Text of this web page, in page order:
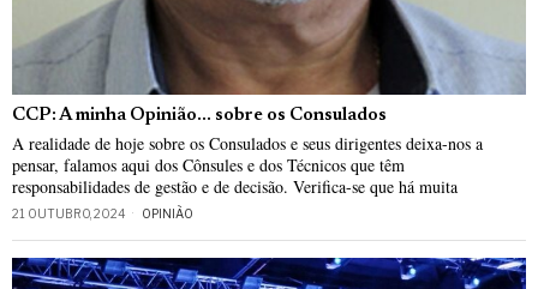
CCP: A minha Opinião… sobre os Consulados
A realidade de hoje sobre os Consulados e seus dirigentes deixa-nos a
pensar, falamos aqui dos Cônsules e dos Técnicos que têm
responsabilidades de gestão e de decisão. Verifica-se que há muita
21 OUTUBRO, 2024 OPINIÃO